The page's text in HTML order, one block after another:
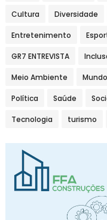
Cultura Diversidade
Entretenimento
GR7 ENTREVISTA
Meio Ambiente Mundo
Política Saúde
Tecnologia turismo